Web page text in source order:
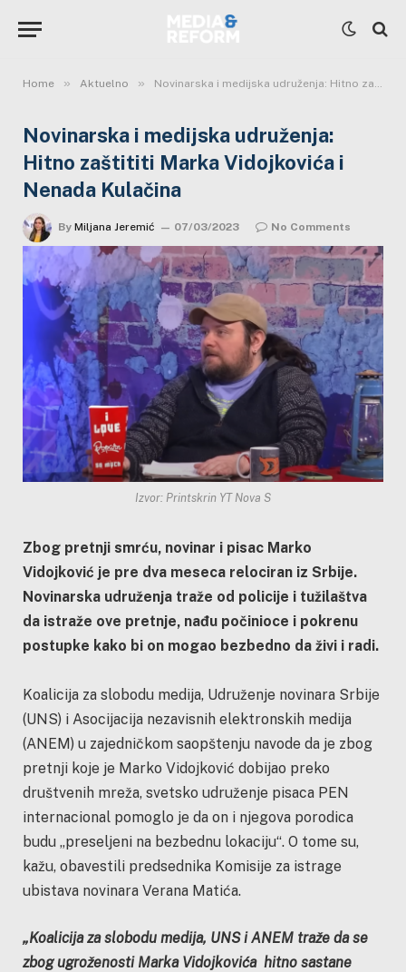
Home » Aktuelno » Novinarska i medijska udruženja: Hitno zaštititi Marka Vidojkovića i Nenada Kulačina
Novinarska i medijska udruženja:
Hitno zaštititi Marka Vidojkovića i
Nenada Kulačina
By Miljana Jeremić 07/03/2023 No Comments
Izvor: Printskrin YT Nova S
Zbog pretnji smrću, novinar i pisac Marko
Vidojković je pre dva meseca relociran iz Srbije.
Novinarska udruženja traže od policije i tužilaštva
da istraže ove pretnje, nađu počinioce i pokrenu
postupke kako bi on mogao bezbedno da živi i radi.
Koalicija za slobodu medija, Udruženje novinara Srbije
(UNS) i Asocijacija nezavisnih elektronskih medija
(ANEM) u zajedničkom saopštenju navode da je zbog
pretnji koje je Marko Vidojković dobijao preko
društvenih mreža, svetsko udruženje pisaca PEN
internacional pomoglo je da on i njegova porodica
budu „preseljeni na bezbednu lokaciju“. O tome su,
kažu, obavestili predsednika Komisije za istrage
ubistava novinara Verana Matića.
„Koalicija za slobodu medija, UNS i ANEM traže da se
zbog ugroženosti Marka Vidojkovića hitno sastane